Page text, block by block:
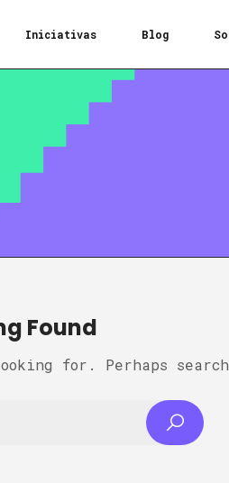
Iniciativas Blog
Found
for. Perhaps